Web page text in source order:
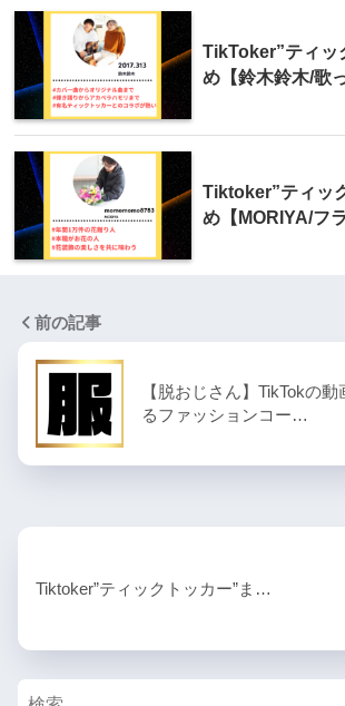
TikToker”ティッ
め【鈴木鈴木/歌
Tiktoker”ティッ
め【MORIYA/フ
前の記事
【脱おじさん】TikTokの
るファッションコー…
Tiktoker”ティックトッカー”ま…